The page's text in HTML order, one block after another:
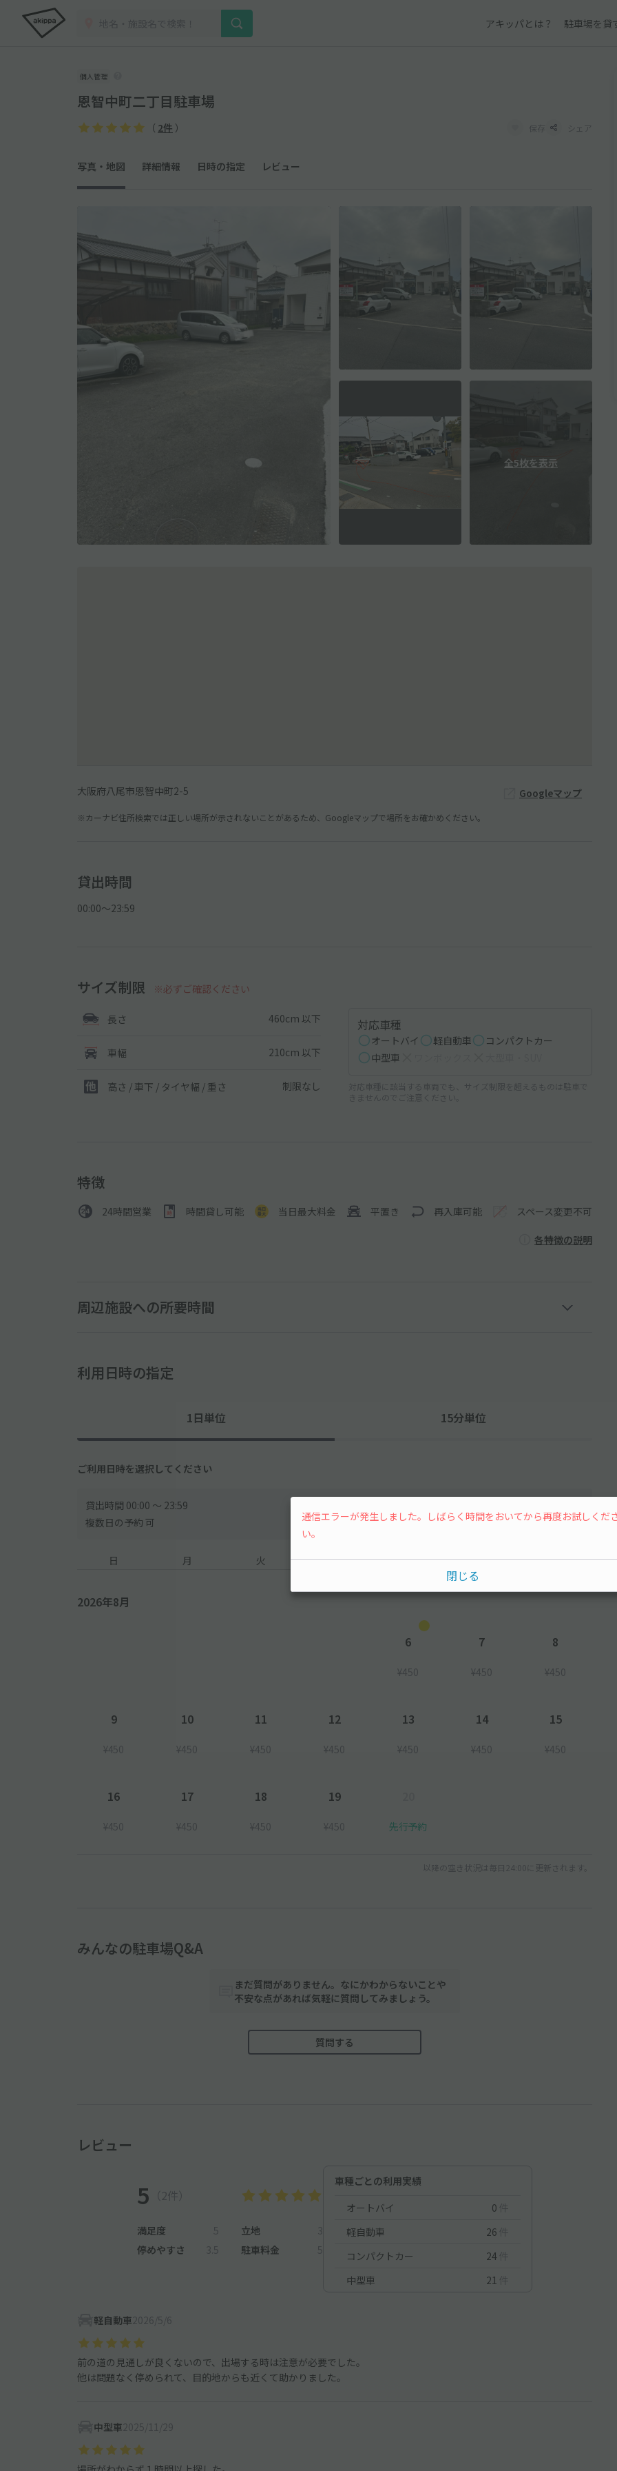
アキッパとは？ 駐車場を貸
個人管理
恩智中町二丁目駐車場
（ 2件 ） 保存 シェア
写真・地図 詳細情報 日時の指定 レビュー
全5枚を表示
大阪府八尾市恩智中町2-5 Googleマップ
※カーナビ住所検索では正しい場所が示されないことがあるため、Googleマップで場所をお確かめください。
貸出時間
00:00〜23:59
サイズ制限 ※必ずご確認ください
長さ 460cm 以下
車幅 210cm 以下
高さ / 車下 / タイヤ幅 / 重さ 制限なし
対応車種
オートバイ 軽自動車
コンパクトカー
中型車
対応車種に該当する車両でも、サイズ制限を超えるものは駐車で
きませんのでご注意ください。
特徴
24時間営業 時間貸し可能 当日最大料金 平置き 再入庫可能 スペース変更不可
各特徴の説明
周辺施設への所要時間
利用日時の指定
1日単位 15分単位
ご利用日時を選択してください
貸出時間 00:00 〜 23:59
複数日の予約 可
日 月 火 水 木 金 土
2026年8月
6
¥450
7
¥450
8
¥450
9
¥450
10
¥450
11
¥450
12
¥450
13
¥450
14
¥450
15
¥450
16
¥450
17
¥450
18
¥450
19
¥450 先行予約
以降の空き状況は毎日24:00に更新されます。
みんなの駐車場Q&A
まだ質問がありません。なにかわからないことや
不安な点があれば気軽に質問してみましょう。
質問する
レビュー
5 （2件）
満足度 5 立地
3
停めやすさ
3.5 駐車料金 5
車種ごとの利用実績
オートバイ
0 件
軽自動車
26 件
コンパクトカー
24 件
中型車
21 件
軽自動車2026/5/6
前の道の見通しが良くないので、出場する時は注意が必要でした。
他は問題なく停められて、目的地からも近くて助かりました。
中型車2025/11/29
通信エラーが発生しました。しばらく時間をおいてから再度お試しくだ
い。
閉じる